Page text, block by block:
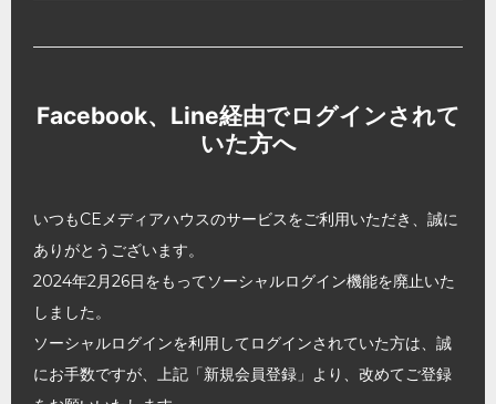
Facebook、Line経由でログインされて
いた方へ
いつもCEメディアハウスのサービスをご利用いただき、誠に
ありがとうございます。
2024年2月26日をもってソーシャルログイン機能を廃止いた
しました。
ソーシャルログインを利用してログインされていた方は、誠
にお手数ですが、上記「新規会員登録」より、改めてご登録